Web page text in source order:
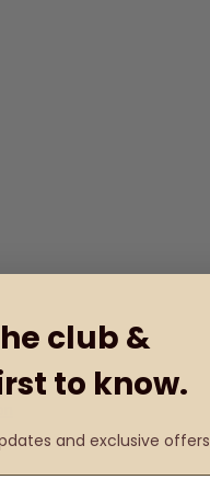
club &
to know.
and exclusive offers